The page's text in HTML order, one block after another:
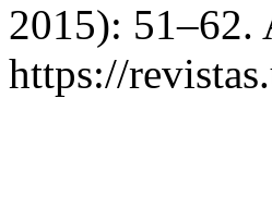
2015): 51–62.
https://